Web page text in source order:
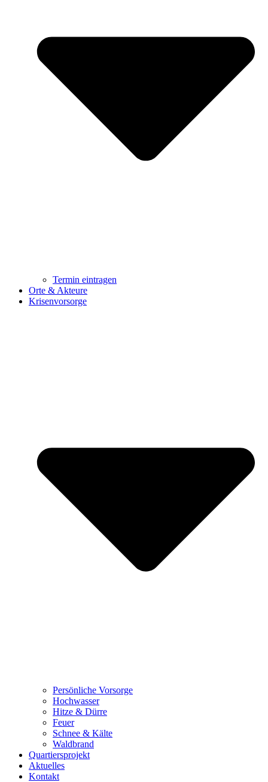
Termin eintragen
Orte & Akteure
Krisenvorsorge
Persönliche Vorsorge
Hochwasser
Hitze & Dürre
Feuer
Schnee & Kälte
Waldbrand
Quartiersprojekt
Aktuelles
Kontakt